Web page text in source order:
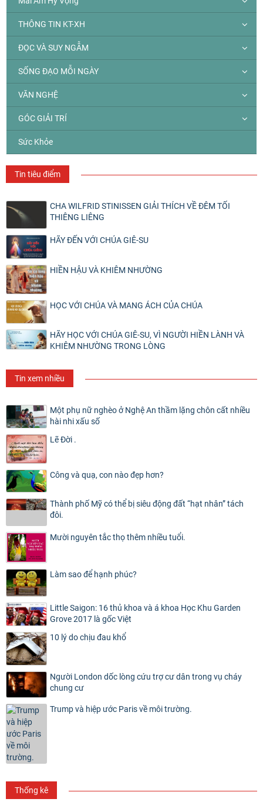
THÔNG TIN KT-XH
ĐỌC VÀ SUY NGẪM
SỐNG ĐẠO MỖI NGÀY
VĂN NGHỆ
GÓC GIẢI TRÍ
Sức Khỏe
Tin tiêu điểm
CHA WILFRID STINISSEN GIẢI THÍCH VỀ ĐÊM TỐI
THIÊNG LIÊNG
HÃY ĐẾN VỚI CHÚA GIÊ-SU
HIỀN HẬU VÀ KHIÊM NHƯỜNG
HỌC VỚI CHÚA VÀ MANG ÁCH CỦA CHÚA
HÃY HỌC VỚI CHÚA GIÊ-SU, VÌ NGƯỜI HIỀN LÀNH VÀ
KHIÊM NHƯỜNG TRONG LÒNG
Tin xem nhiều
Một phụ nữ nghèo ở Nghệ An thầm lặng chôn cất nhiều
hài nhi xấu số
Lẽ Đời .
Công và quạ, con nào đẹp hơn?
Thành phố Mỹ có thể bị siêu động đất “hạt nhân” tách
đôi.
Mười nguyên tắc thọ thêm nhiều tuổi.
Làm sao để hạnh phúc?
Little Saigon: 16 thủ khoa và á khoa Học Khu Garden
Grove 2017 là gốc Việt
10 lý do chịu đau khổ
Người London dốc lòng cứu trợ cư dân trong vụ cháy
chung cư
Trump và hiệp ước Paris về môi trường.
Thống kê